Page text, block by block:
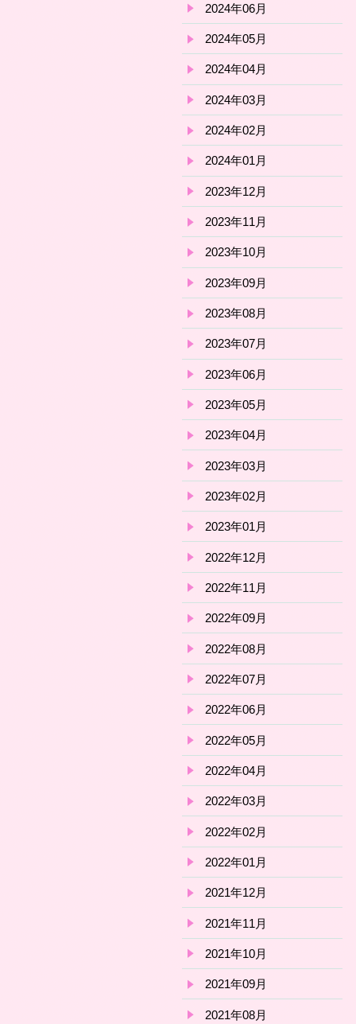
2024年06月
2024年05月
2024年04月
2024年03月
2024年02月
2024年01月
2023年12月
2023年11月
2023年10月
2023年09月
2023年08月
2023年07月
2023年06月
2023年05月
2023年04月
2023年03月
2023年02月
2023年01月
2022年12月
2022年11月
2022年09月
2022年08月
2022年07月
2022年06月
2022年05月
2022年04月
2022年03月
2022年02月
2022年01月
2021年12月
2021年11月
2021年10月
2021年09月
2021年08月